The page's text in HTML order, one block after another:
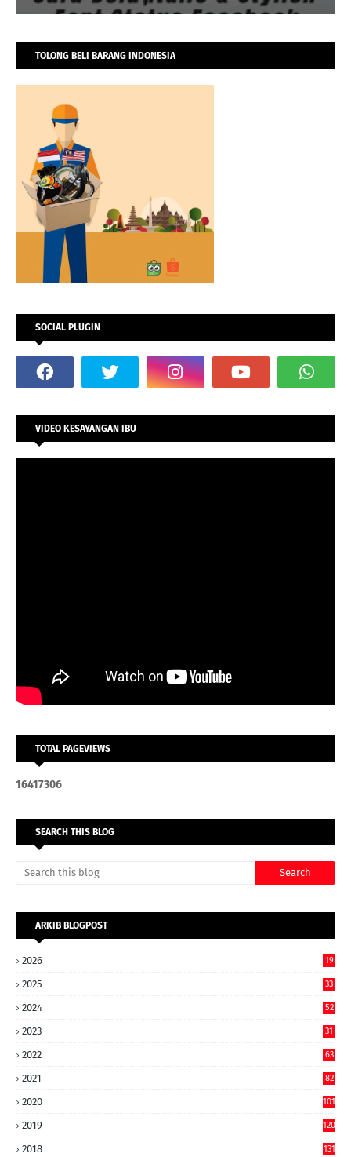
TOLONG BELI BARANG INDONESIA
SOCIAL PLUGIN
VIDEO KESAYANGAN IBU
TOTAL PAGEVIEWS
16417306
SEARCH THIS BLOG
ARKIB BLOGPOST
2026 19
2025 33
2024 52
2023 31
2022 63
2021 82
2020 101
2019 120
2018 131